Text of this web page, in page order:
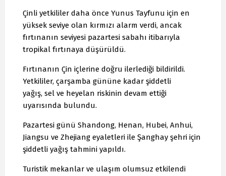
Çinli yetkililer daha önce Yunus Tayfunu için en
yüksek seviye olan kırmızı alarm verdi, ancak
fırtınanın seviyesi pazartesi sabahı itibarıyla
tropikal fırtınaya düşürüldü.
Fırtınanın Çin içlerine doğru ilerlediği bildirildi.
Yetkililer, çarşamba gününe kadar şiddetli
yağış, sel ve heyelan riskinin devam ettiği
uyarısında bulundu.
Pazartesi günü Shandong, Henan, Hubei, Anhui,
Jiangsu ve Zhejiang eyaletleri ile Şanghay şehri için
şiddetli yağış tahmini yapıldı.
Turistik mekanlar ve ulaşım olumsuz etkilendi